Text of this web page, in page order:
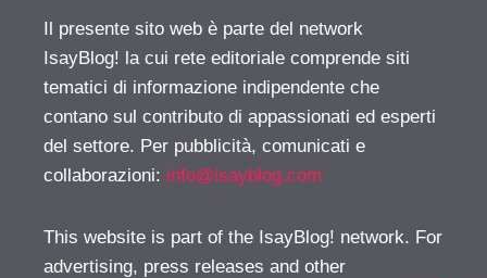
Il presente sito web è parte del network
IsayBlog! la cui rete editoriale comprende siti
tematici di informazione indipendente che
contano sul contributo di appassionati ed esperti
del settore. Per pubblicità, comunicati e
collaborazioni: info@isayblog.com
This website is part of the IsayBlog! network. For
advertising, press releases and other